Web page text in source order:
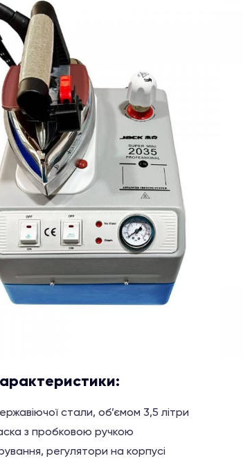
стали, об’ємом 3,5 літри
з пробковою ручкою
регулятори на корпусі